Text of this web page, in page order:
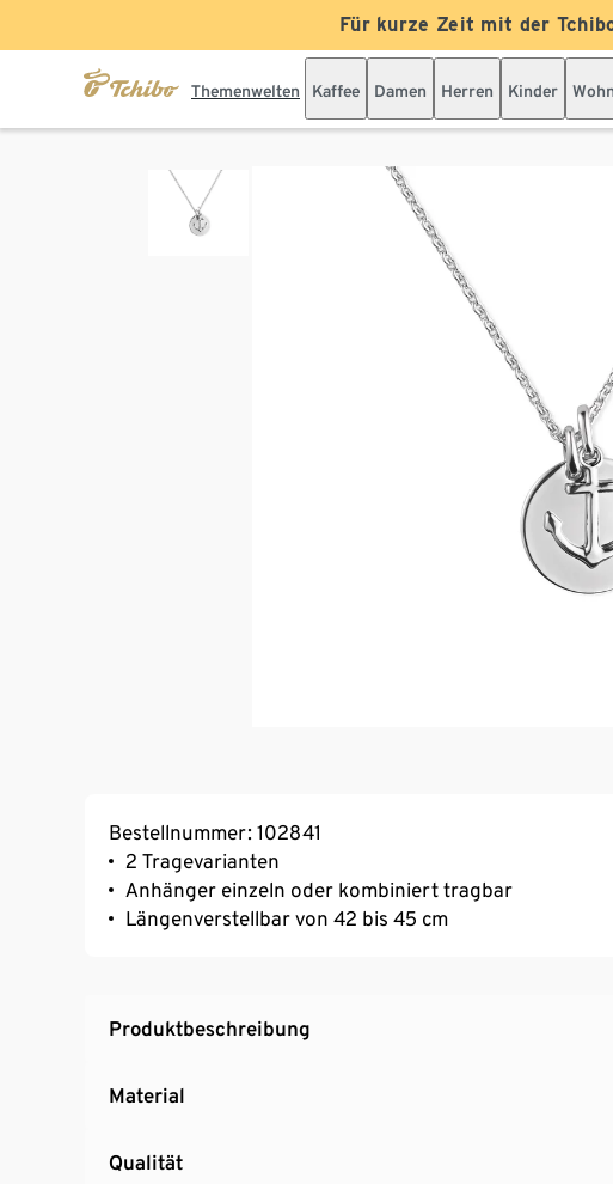
Für kurze Zeit mit der
Themenwelten Kaffee Damen Herren Kinder
Bestellnummer: 102841
2 Tragevarianten
Anhänger einzeln oder kombiniert tragbar
Längenverstellbar von 42 bis 45 cm
Produktbeschreibung
Material
Qualität